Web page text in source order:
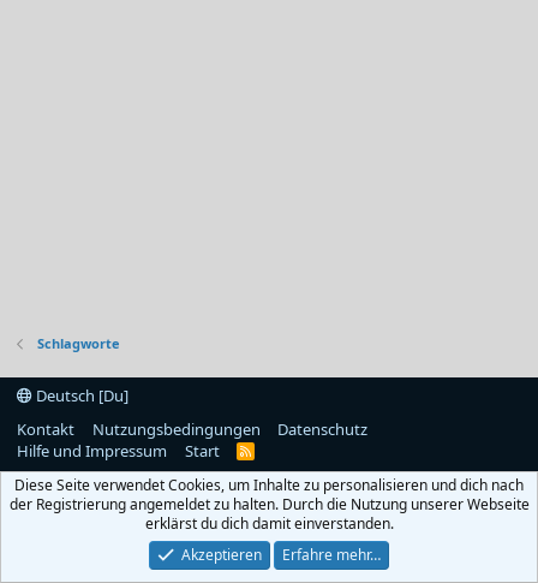
Schlagworte
Deutsch [Du]
Kontakt
Nutzungsbedingungen
Datenschutz
Hilfe und Impressum
Start
R
S
Diese Seite verwendet Cookies, um Inhalte zu personalisieren und dich nach
der Registrierung angemeldet zu halten. Durch die Nutzung unserer Webseite
erklärst du dich damit einverstanden.
Akzeptieren
Erfahre mehr…